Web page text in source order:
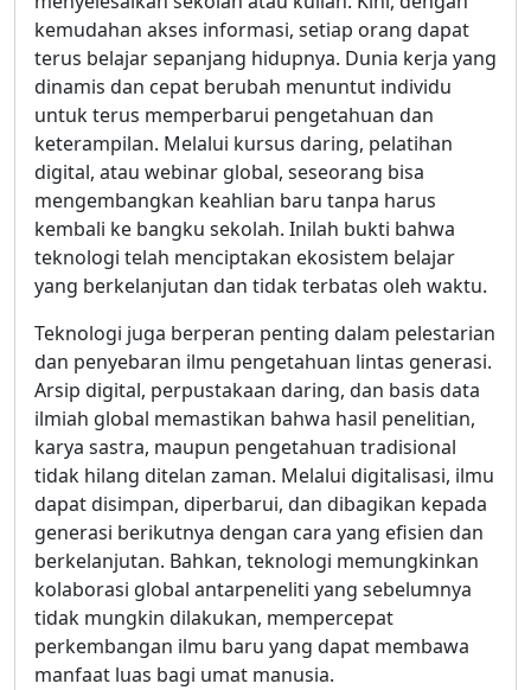
kemudahan akses informasi, setiap orang dapat
terus belajar sepanjang hidupnya. Dunia kerja yang
dinamis dan cepat berubah menuntut individu
untuk terus memperbarui pengetahuan dan
keterampilan. Melalui kursus daring, pelatihan
digital, atau webinar global, seseorang bisa
mengembangkan keahlian baru tanpa harus
kembali ke bangku sekolah. Inilah bukti bahwa
teknologi telah menciptakan ekosistem belajar
yang berkelanjutan dan tidak terbatas oleh waktu.
Teknologi juga berperan penting dalam pelestarian
dan penyebaran ilmu pengetahuan lintas generasi.
Arsip digital, perpustakaan daring, dan basis data
ilmiah global memastikan bahwa hasil penelitian,
karya sastra, maupun pengetahuan tradisional
tidak hilang ditelan zaman. Melalui digitalisasi, ilmu
dapat disimpan, diperbarui, dan dibagikan kepada
generasi berikutnya dengan cara yang efisien dan
berkelanjutan. Bahkan, teknologi memungkinkan
kolaborasi global antarpeneliti yang sebelumnya
tidak mungkin dilakukan, mempercepat
perkembangan ilmu baru yang dapat membawa
manfaat luas bagi umat manusia.